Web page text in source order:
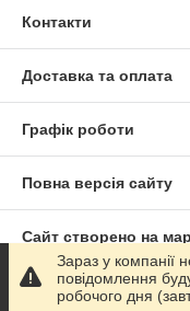
Контакти
Доставка та оплата
Графік роботи
Повна версія сайту
Сайт створено на
Політика
Зараз у компанії
повідомлення
робочого дня